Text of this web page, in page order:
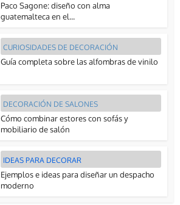
Paco Sagone: diseño con alma
guatemalteca en el...
CURIOSIDADES DE DECORACIÓN
Guía completa sobre las alfombras de vinilo
DECORACIÓN DE SALONES
Cómo combinar estores con sofás y
mobiliario de salón
IDEAS PARA DECORAR
Ejemplos e ideas para diseñar un despacho
moderno